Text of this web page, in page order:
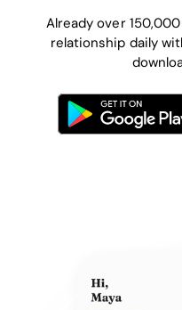
Already over
relationship daily